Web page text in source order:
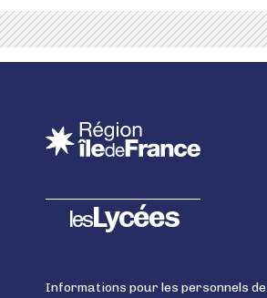
lesLycées
Informations pour les personnels de